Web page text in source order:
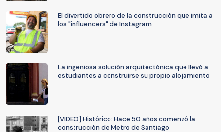
El divertido obrero de la construcción que imita a
los "influencers" de Instagram
La ingeniosa solución arquitectónica que llevó a
estudiantes a construirse su propio alojamiento
[VIDEO] Histórico: Hace 50 años comenzó la
construcción de Metro de Santiago